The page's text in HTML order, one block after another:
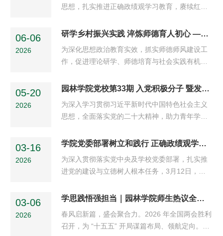
好”走向“亲手创造美好”，用点滴微小力量打造社
体，老年居民保持着亲近自然、热爱劳作的生活
习惯，平日里喜欢在楼边养花种菜，...
思想，扎实推进正确政绩观学习教育，赓续红色
院举办“庆建党105载 铸忠诚担当魂”党支部书记
院党委书记赵新勇，党委副书记、副院长杨扬，
党委委员庞颖，办公室主任栗辉担任评委。本次
节点，围绕正确政绩观、红色血脉传承、纪律规
矩教育、“林区三问”与兴林使命等内容，...
06-06
2026
研学乡村振兴实践 淬炼师德育人初心 ——园林学院党委组织师生走进科技小院驻地玉林村开展实地调研
为深化思想政治教育实效，抓实师德师风建设工
作，促进理论研学、师德培育与社会实践有机融
代表前往黑龙江玉林乡村文旅科技小院驻地哈尔
乡村振兴专题实地调研实践。引导教师在躬身实
践中涵养师德、践行使命，带领学生学生沉浸式
果。师生活动首站走进玉林村鱼菜共生生态农业
产业园，实地观摩种养项目、...
05-20
2026
园林学院党校第33期 入党积极分子 暨发展对象培训班顺利开班
为深入学习贯彻习近平新时代中国特色社会主义
思想，全面落实党的二十大精神，助力青年学生
学院党校在文博楼916教室举行第33期入党积极
赵新勇，党委副书记、副院长杨扬，以及全体学
生党支部书记参加开班仪式，仪式由本期培训班
参训学员提出三点殷切期望：一是深化理论学
习，深学细悟党的创新理论，坚定理想信念，...
03-16
2026
学院党委部署树立和践行 正确政绩观学习教育工作
为深入贯彻落实党中央及学校党委部署，扎实推
进党的建设与立德树人根本任务，3月12日，学
正确政绩观学习教育工作。学院党委委员、各党
议并作工作部署。 会议传达学习了党中央及学校
党委关于开展树立和践行正确政绩观学习教育的
03-06
2026
学思践悟强担当｜园林学院师生热议全国两会精神
春风启新篇，盛会聚合力。2026 年全国两会胜利
召开，为 “十五五” 开局谋篇布局、领航定向。园